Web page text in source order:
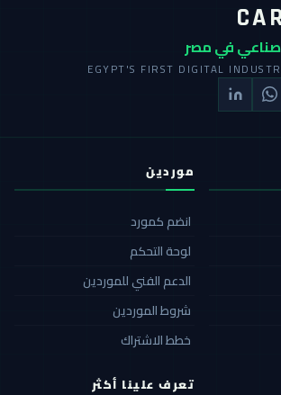
في مصر
EGYPT'S FIRST DIGITAL
موردين
انضم كمورد
لوحة التحكم
الدعم الفني للموردين
شروط الموردين
خطط الاشتراك
تعرف علينا أكثر